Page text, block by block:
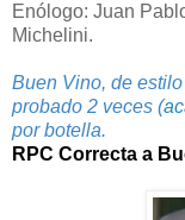
Enólogo: Juan
Michelini.
Buen Vino, de
probado 2 veces (
por botella.
RPC Correcta a